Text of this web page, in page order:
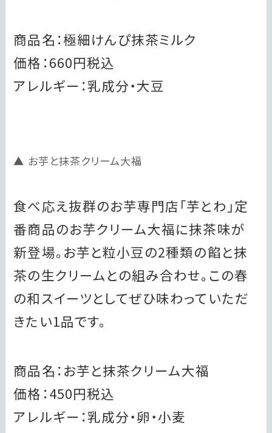
商品名：極細けんぴ抹茶ミルク
価格：660円税込
アレルギー：乳成分・大豆
お芋と抹茶クリーム大福
食べ応え抜群のお芋専門店「芋とわ」定
番商品のお芋クリーム大福に抹茶味が
新登場。お芋と粒小豆の2種類の餡と抹
茶の生クリームとの組み合わせ。この春
の和スイーツとしてぜひ味わっていただ
きたい1品です。
商品名：お芋と抹茶クリーム大福
価格：450円税込
アレルギー：乳成分・卵・小麦